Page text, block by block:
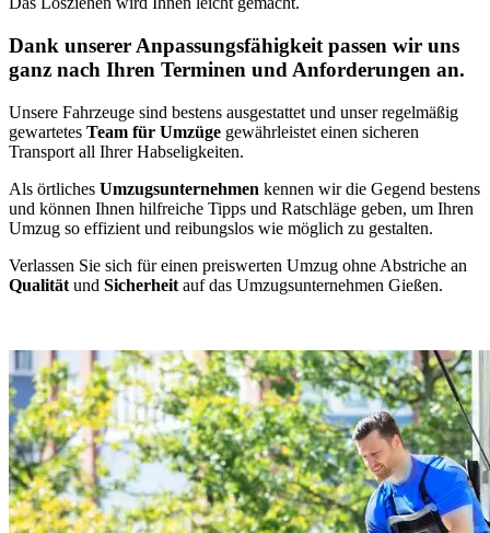
Dank unserer Anpassungsfähigkeit passen wir uns
ganz nach Ihren Terminen und Anforderungen an.
Unsere Fahrzeuge sind bestens ausgestattet und unser regelmäßig
gewartetes Team für Umzüge gewährleistet einen sicheren
Transport all Ihrer Habseligkeiten.
Als örtliches Umzugsunternehmen kennen wir die Gegend bestens
und können Ihnen hilfreiche Tipps und Ratschläge geben, um Ihren
Umzug so effizient und reibungslos wie möglich zu gestalten.
Verlassen Sie sich für einen preiswerten Umzug ohne Abstriche an
Qualität und Sicherheit auf das Umzugsunternehmen Gießen.